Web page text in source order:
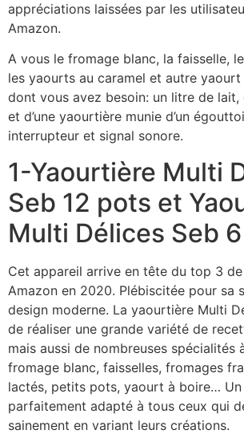
appréciations laissées par les
Amazon.
A vous le fromage blanc, la faisselle,
les yaourts au caramel et autre
dont vous avez besoin: un litre de
et d’une yaourtière munie d’un
interrupteur et signal sonore.
1-Yaourtière Multi
Seb 12 pots et
Multi Délices Seb
Cet appareil arrive en tête du top 3
Amazon en 2020. Plébiscitée pour sa
design moderne. La yaourtière Multi
de réaliser une grande variété de
mais aussi de nombreuses spécialités
fromage blanc, faisselles, fromages
lactés, petits pots, yaourt à boire…
parfaitement adapté à tous ceux qui
sainement en variant leurs créations.